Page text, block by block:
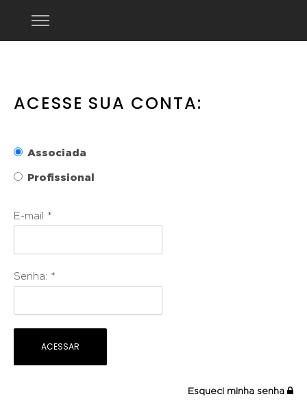
ACESSE SUA CONTA:
Associada
Profissional
E-mail *
Senha: *
Esqueci minha senha